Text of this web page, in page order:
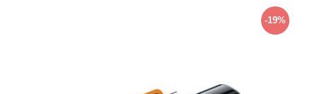
-19%